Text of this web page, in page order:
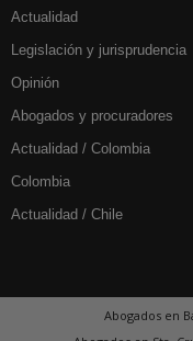
Actualidad
Legislación y jurisprudencia
Opinión
Abogados y procuradores
Actualidad / Colombia
Colombia
Actualidad / Chile
Abogados en